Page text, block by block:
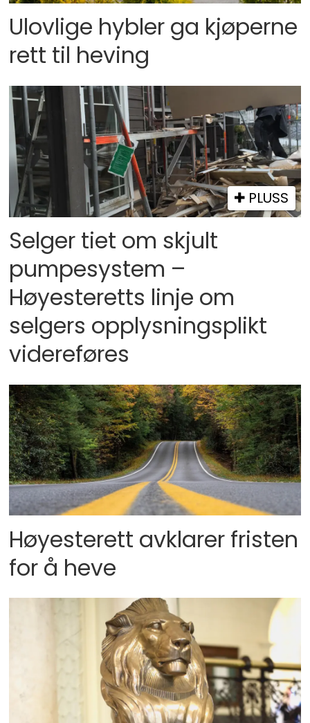
Ulovlige hybler ga kjøperne
rett til heving
PLUSS
Selger tiet om skjult
pumpesystem –
Høyesteretts linje om
selgers opplysningsplikt
videreføres
Høyesterett avklarer fristen
for å heve